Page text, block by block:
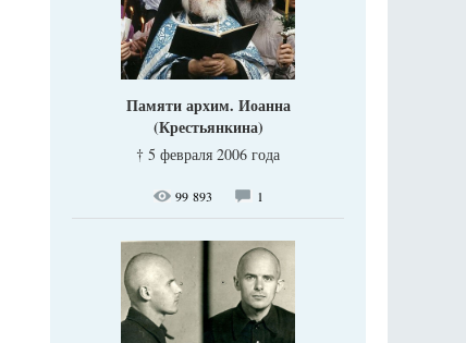
Памяти архим. Иоанна
(Крестьянкина)
† 5 февраля 2006 года
99 893 1